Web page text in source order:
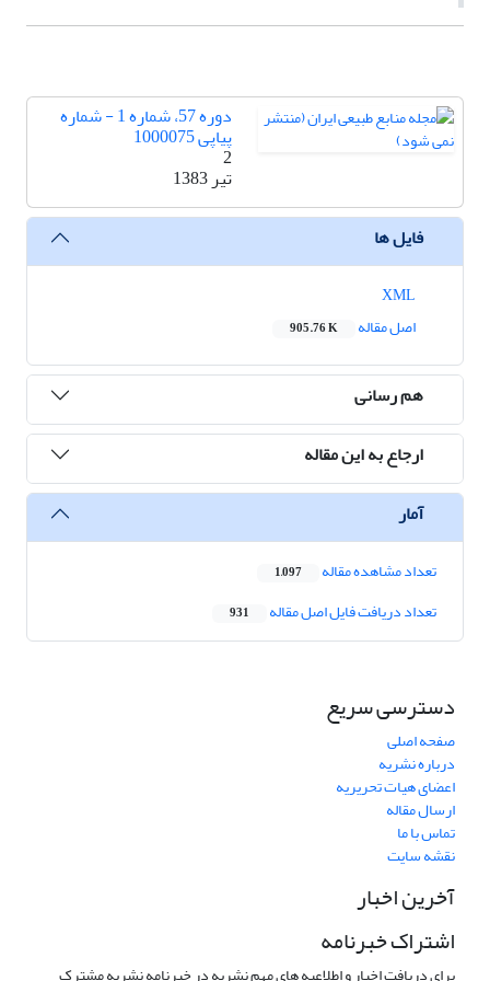
دوره 57، شماره 1 - شماره
پیاپی 1000075
2
تیر 1383
فایل ها
اصل مقاله
905.76 K
هم رسانی
ارجاع به این مقاله
آمار
تعداد مشاهده مقاله 1,097
تعداد دریافت فایل اصل مقاله 931
دسترسی سریع
صفحه اصلی
درباره نشریه
اعضای هیات تحریریه
ارسال مقاله
تماس با ما
نقشه سایت
آخرین اخبار
اشتراک خبرنامه